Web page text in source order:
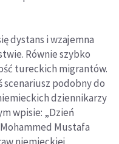
dystans i wzajemna
Równie szybko
tureckich migrantów.
scenariusz podobny do
dziennikarzy
wpisie: „Dzień
Mustafa